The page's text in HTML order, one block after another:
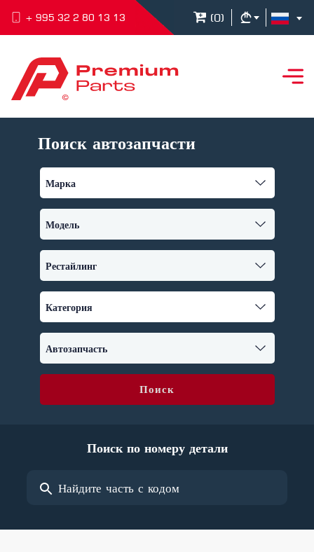
+ 995 32 2 80 13 13 (0)
Поиск автозапчасти
Поиск
Поиск по номеру детали